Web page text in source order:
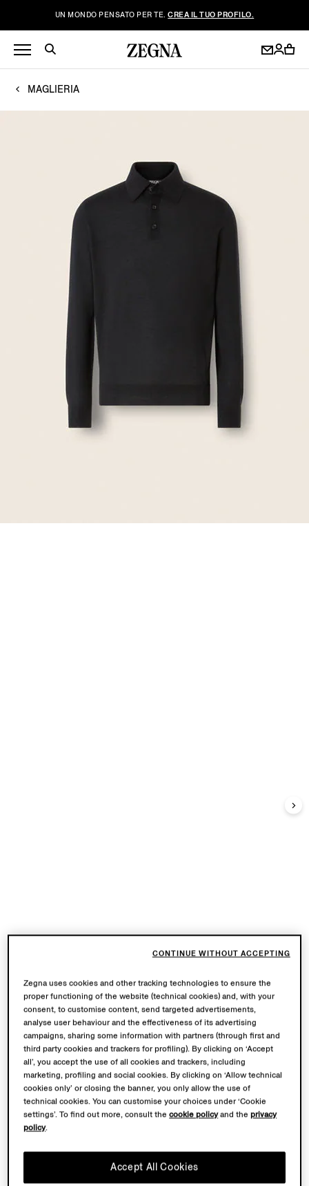
UN MONDO PENSATO PER TE.CREA IL TUO PROFILO.
MAGLIERIA
Zegna uses cookies and other tracking technologies to ensure the
proper functioning of the website (technical cookies) and, with your
consent, to customise content, send targeted advertisements,
analyse user behaviour and the effectiveness of its advertising
campaigns, sharing some information with partners (through first and
third party cookies and trackers for profiling). By clicking on ‘Accept
all’, you accept the use of all cookies and trackers, including
marketing, profiling and social cookies. By clicking on ‘Allow technical
cookies only’ or closing the banner, you only allow the use of
technical cookies. You can customise your choices under ‘Cookie
settings’. To find out more, consult thecookie policyand theprivacy
policy.
Accept All Cookies
CONTINUE WITHOUT ACCEPTING